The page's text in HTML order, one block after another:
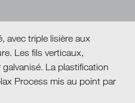
avec triple lisière aux
Les fils verticaux,
La plastification
Process mis au point par